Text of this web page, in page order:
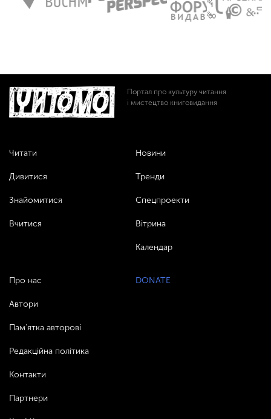
Портал про культуру читання
і мистецтво книговидання
Читати
Дивитися
Знайомитися
Вчитися
Новини
Тренди
Спецпроекти
Вітрина
Календар
Про нас
Автори
Пам’ятка авторові
Редакційна політика
Контакти
Партнери
DONATE